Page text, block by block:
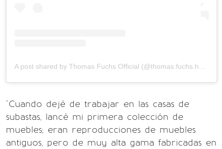
"Cuando dejé de trabajar en las casas de
subastas, lancé mi primera colección de
muebles; eran reproducciones de muebles
antiguos, pero de muy alta gama fabricadas en